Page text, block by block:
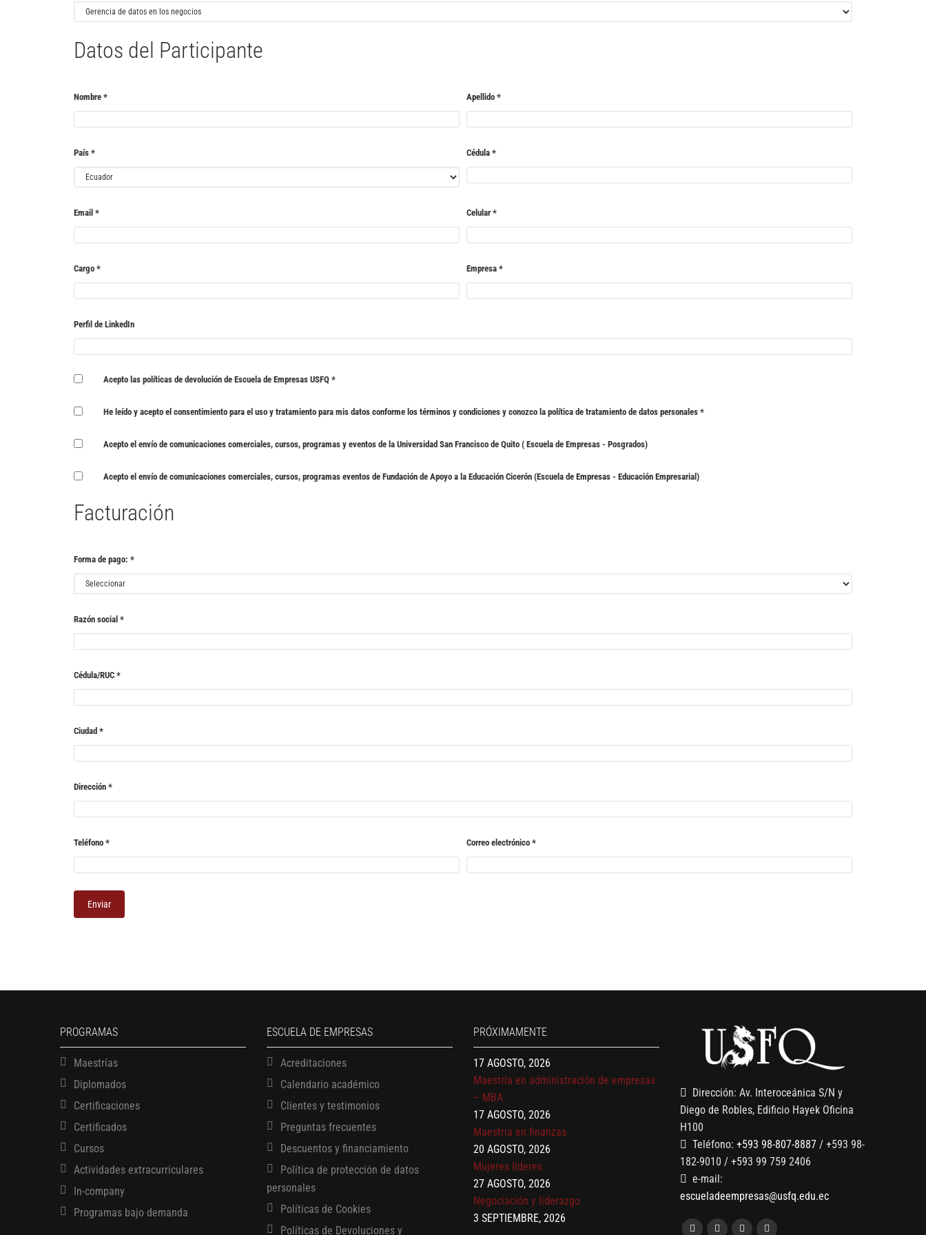
Datos del Participante
Nombre * Apellido *
País * Cédula *
Email * Celular *
Cargo * Empresa *
Perfil de LinkedIn
Acepto las políticas de devoluciónde Escuela de Empresas USFQ *
He leído y acepto el consentimiento para el uso y tratamiento para mis datos conforme los términos y condicionesy conozco la política de tratamiento de datos personales *
Acepto el envío de comunicaciones comerciales, cursos, programas y eventos de la Universidad San Francisco de Quito ( Escuela de Empresas - Posgrados)
Acepto el envío de comunicaciones comerciales, cursos, programas eventos de Fundación de Apoyo a la Educación Cicerón (Escuela de Empresas - Educación Empresarial)
Facturación
Forma de pago: *
Razón social *
Cédula/RUC *
Ciudad *
Dirección *
Teléfono * Correo electrónico *
PROGRAMAS
Maestrías
Diplomados
Certificaciones
Certificados
Cursos
Actividades extracurriculares
In-company
Programas bajo demanda
ESCUELA DE EMPRESAS
Acreditaciones
Calendario académico
Clientes y testimonios
Preguntas frecuentes
Descuentos y financiamiento
Política de protección de datos
personales
Políticas de Cookies
Políticas de Devoluciones y
PRÓXIMAMENTE
Finanzas para no financieros
Gerencia de empresas familiares
Maestría en administración de empresas
– MBA
17 AGOSTO, 2026
Maestría en finanzas
20 AGOSTO, 2026
Mujeres líderes
27 AGOSTO, 2026
Negociación y liderazgo
3 SEPTIEMBRE, 2026
Comunicación con IA
Dirección: Av. Interoceánica S/N y
Diego de Robles, Edificio Hayek Oficina
H100
Teléfono: +593 98-807-8887 / +593 98-
182-9010 / +593 99 759 2406
e-mail:
escueladeempresas@usfq.edu.ec